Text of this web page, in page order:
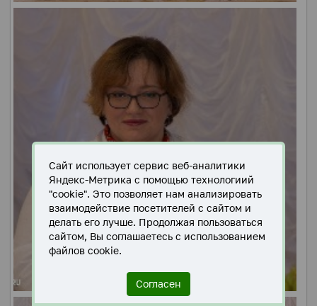
Сайт использует сервис веб-аналитики
Яндекс-Метрика с помощью технологиий
"cookie". Это позволяет нам анализировать
взаимодействие посетителей с сайтом и
делать его лучше. Продолжая пользоваться
сайтом, Вы соглашаетесь с использованием
файлов cookie.
Согласен